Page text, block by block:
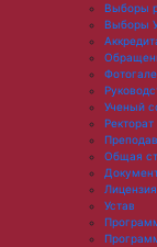
Выборы
Выборы
Ученый
Ректорат
Общая
Устав